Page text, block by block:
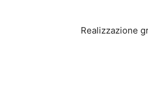
Realizzazione